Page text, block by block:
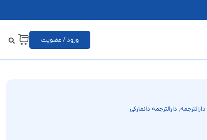
ورود / عضویت
دارالترجمه, دارالترجمه دانمارکی